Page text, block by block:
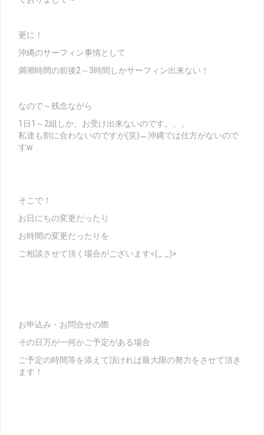
更に！
沖縄のサーフィン事情として
満潮時間の前後2～3時間しかサーフィン出来ない！
なので～残念ながら
1日1～2組しか、お受け出来ないのです。。。
私達も割に合わないのですが(笑)←沖縄では仕方がないので
すw
そこで！
お日にちの変更だったり
お時間の変更だったりを
ご相談させて頂く場合がございます<(_ _)>
お申込み・お問合せの際
その日万が一何かご予定がある場合
ご予定の時間等を添えて頂ければ最大限の努力をさせて頂き
ます！